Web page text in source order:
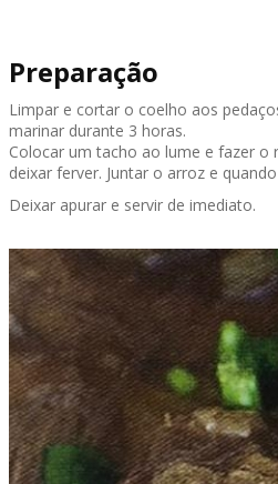
Preparação
Limpar e cortar o coelho aos
marinar durante 3 horas.
Colocar um tacho ao lume e fazer
deixar ferver. Juntar o arroz e
Deixar apurar e servir de imediato.